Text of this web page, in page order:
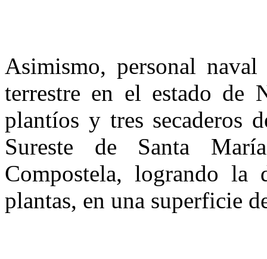
Asimismo, personal
terrestre en el estado de
plantíos y tres secaderos
Sureste de Santa
Compostela, logrando
plantas, en una superficie